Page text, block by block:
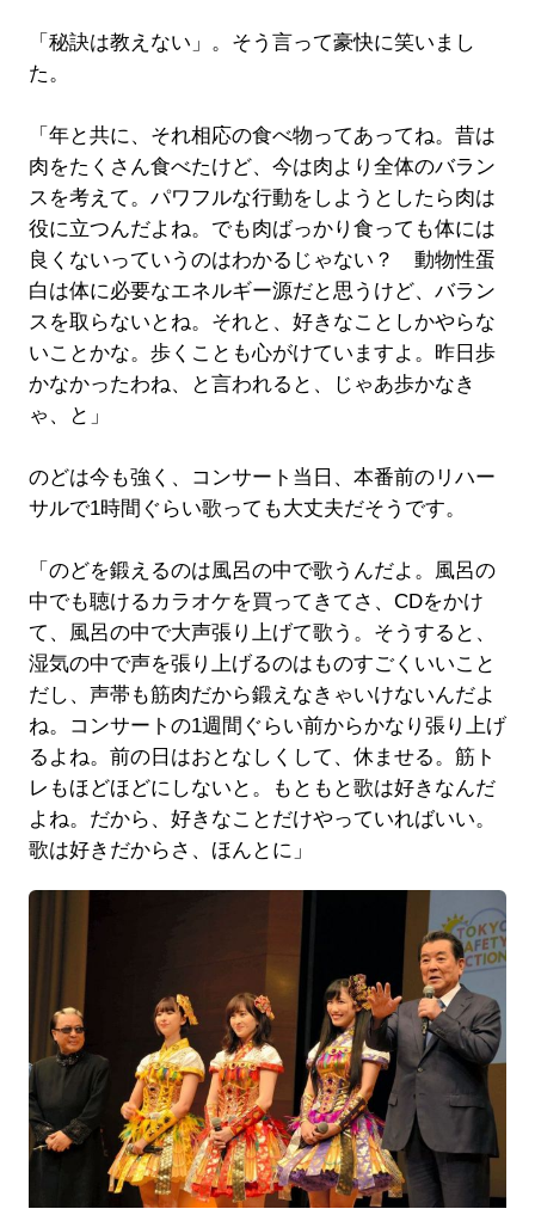
「秘訣は教えない」。そう言って豪快に笑いまし
た。
「年と共に、それ相応の食べ物ってあってね。昔は
肉をたくさん食べたけど、今は肉より全体のバラン
スを考えて。パワフルな行動をしようとしたら肉は
役に立つんだよね。でも肉ばっかり食っても体には
良くないっていうのはわかるじゃない？ 動物性蛋
白は体に必要なエネルギー源だと思うけど、バラン
スを取らないとね。それと、好きなことしかやらな
いことかな。歩くことも心がけていますよ。昨日歩
かなかったわね、と言われると、じゃあ歩かなき
ゃ、と」
のどは今も強く、コンサート当日、本番前のリハー
サルで1時間ぐらい歌っても大丈夫だそうです。
「のどを鍛えるのは風呂の中で歌うんだよ。風呂の
中でも聴けるカラオケを買ってきてさ、CDをかけ
て、風呂の中で大声張り上げて歌う。そうすると、
湿気の中で声を張り上げるのはものすごくいいこと
だし、声帯も筋肉だから鍛えなきゃいけないんだよ
ね。コンサートの1週間ぐらい前からかなり張り上げ
るよね。前の日はおとなしくして、休ませる。筋ト
レもほどほどにしないと。もともと歌は好きなんだ
よね。だから、好きなことだけやっていればいい。
歌は好きだからさ、ほんとに」